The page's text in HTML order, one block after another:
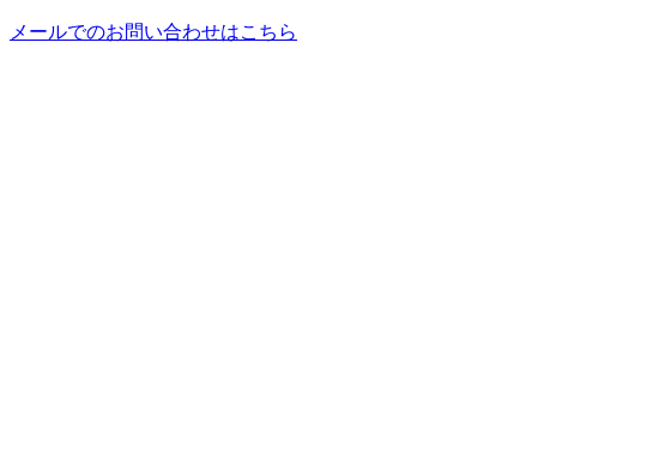
メールでのお問い合わせはこちら